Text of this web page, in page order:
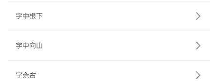
字中根下
字中向山
字奈古